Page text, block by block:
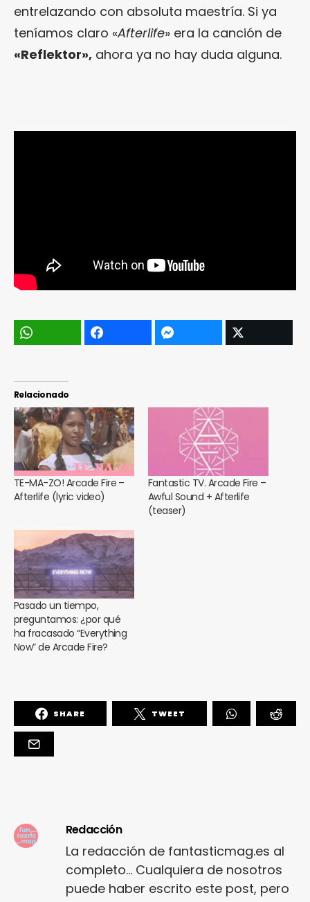
entrelazando con absoluta maestría. Si ya
teníamos claro «Afterlife» era la canción de
«Reflektor», ahora ya no hay duda alguna.
Relacionado
TE-MA-ZO! Arcade Fire –
Afterlife (lyric video)
Fantastic TV. Arcade Fire –
Awful Sound + Afterlife
(teaser)
Pasado un tiempo,
preguntamos: ¿por qué
ha fracasado “Everything
Now” de Arcade Fire?
SHARE TWEET
Redacción
La redacción de fantasticmag.es al
completo... Cualquiera de nosotros
puede haber escrito este post, pero